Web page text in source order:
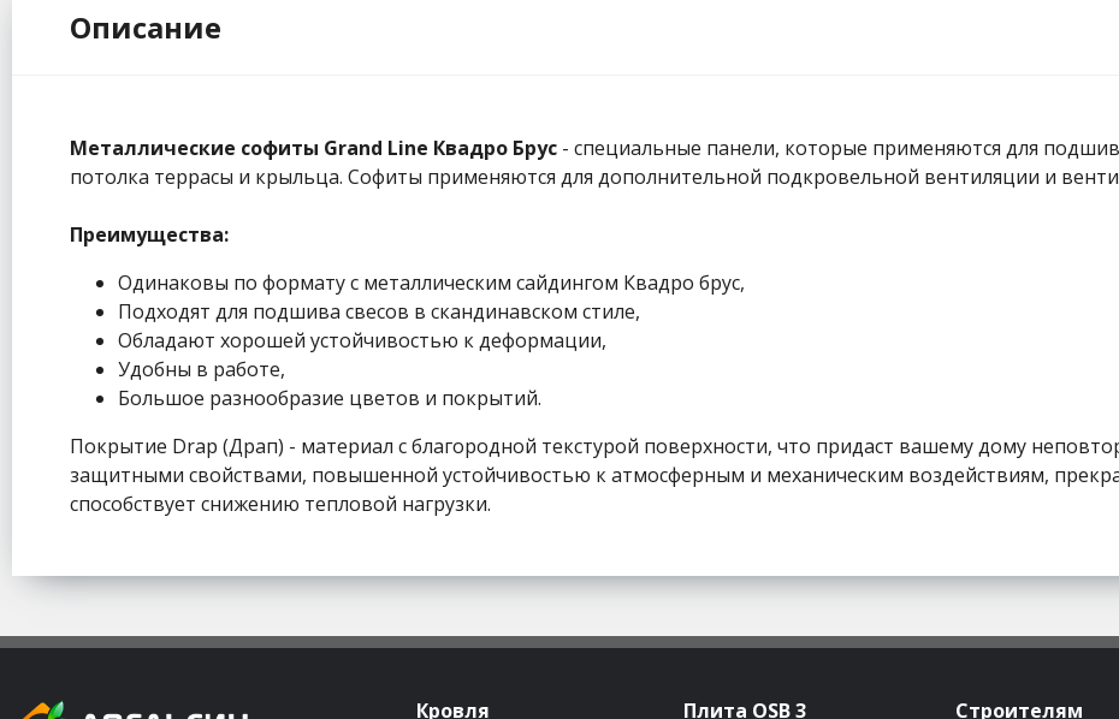
Описание
Металлические софиты Grand Line Квадро Брус - специальные панели, которые применяются для
потолка террасы и крыльца. Софиты применяются для дополнительной подкровельной вентиляции и
Преимущества:
Одинаковы по формату с металлическим сайдингом Квадро брус,
Подходят для подшива свесов в скандинавском стиле,
Обладают хорошей устойчивостью к деформации,
Удобны в работе,
Большое разнообразие цветов и покрытий.
Покрытие Drap (Драп) - материал с благородной текстурой поверхности, что придаст вашему дому
защитными свойствами, повышенной устойчивостью к атмосферным и механическим воздействиям,
способствует снижению тепловой нагрузки.
Кровля Плита OSB 3 Строителям